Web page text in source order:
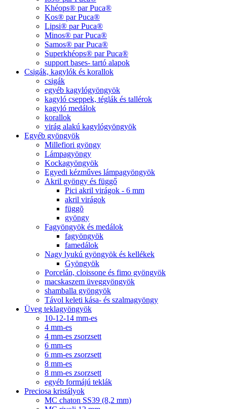
Khéops® par Puca®
Kos® par Puca®
Lipsi® par Puca®
Minos® par Puca®
Samos® par Puca®
Superkhéops® par Puca®
support bases- tartó alapok
Csigák, kagylók és korallok
csigák
egyéb kagylógyöngyök
kagyló cseppek, téglák és tallérok
kagyló medálok
korallok
virág alakú kagylógyöngyök
Egyéb gyöngyök
Millefiori gyöngy
Lámpagyöngy
Kockagyöngyök
Egyedi kézműves lámpagyöngyök
Akril gyöngy és függő
Pici akril virágok - 6 mm
akril virágok
függõ
gyöngy
Fagyöngyök és medálok
fagyöngyök
famedálok
Nagy lyukú gyöngyök és kellékek
Gyöngyök
Porcelán, cloissone és fimo gyöngyök
macskaszem üveggyöngyök
shamballa gyöngyök
Távol keleti kása- és szalmagyöngy
Üveg teklagyöngyök
10-12-14 mm-es
4 mm-es
4 mm-es zsorzsett
6 mm-es
6 mm-es zsorzsett
8 mm-es
8 mm-es zsorzsett
egyéb formájú teklák
Preciosa kristályok
MC chaton SS39 (8,2 mm)